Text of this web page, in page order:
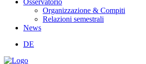
Osservatorio
Organizzazione & Compiti
Relazioni semestrali
News
DE